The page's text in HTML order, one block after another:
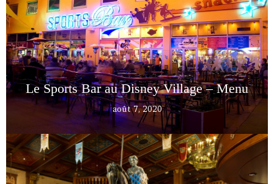
Le Sports Bar au Disney Village – Menu
août 7, 2020